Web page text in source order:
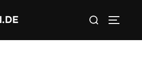
Suchen